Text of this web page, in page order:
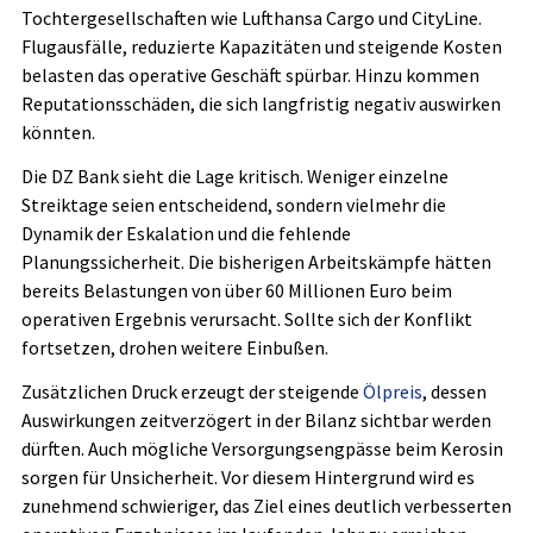
Tochtergesellschaften wie Lufthansa Cargo und CityLine.
Flugausfälle, reduzierte Kapazitäten und steigende Kosten
belasten das operative Geschäft spürbar. Hinzu kommen
Reputationsschäden, die sich langfristig negativ auswirken
könnten.
Die DZ Bank sieht die Lage kritisch. Weniger einzelne
Streiktage seien entscheidend, sondern vielmehr die
Dynamik der Eskalation und die fehlende
Planungssicherheit. Die bisherigen Arbeitskämpfe hätten
bereits Belastungen von über 60 Millionen Euro beim
operativen Ergebnis verursacht. Sollte sich der Konflikt
fortsetzen, drohen weitere Einbußen.
Zusätzlichen Druck erzeugt der steigende Ölpreis, dessen
Auswirkungen zeitverzögert in der Bilanz sichtbar werden
dürften. Auch mögliche Versorgungsengpässe beim Kerosin
sorgen für Unsicherheit. Vor diesem Hintergrund wird es
zunehmend schwieriger, das Ziel eines deutlich verbesserten